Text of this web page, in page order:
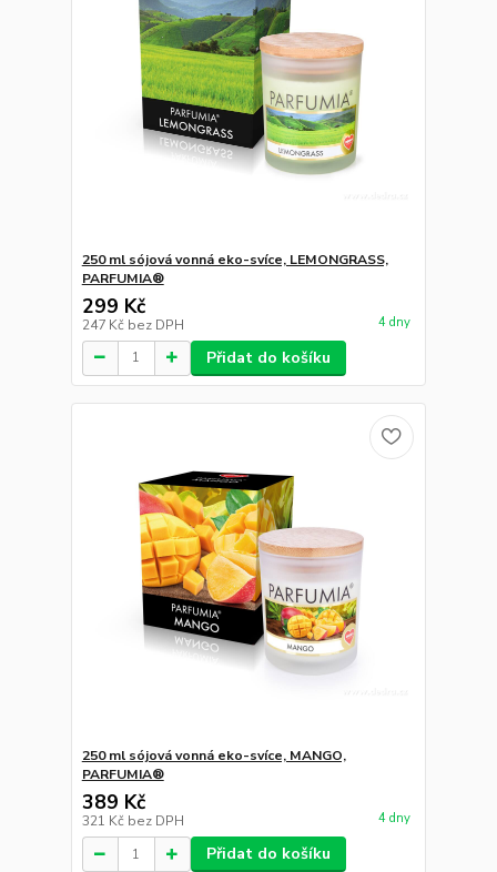
250 ml sójová vonná eko-svíce, LEMONGRASS,
PARFUMIA®
299 Kč
247 Kč bez DPH 4 dny
Přidat do košíku
250 ml sójová vonná eko-svíce, MANGO,
PARFUMIA®
389 Kč
321 Kč bez DPH 4 dny
Přidat do košíku